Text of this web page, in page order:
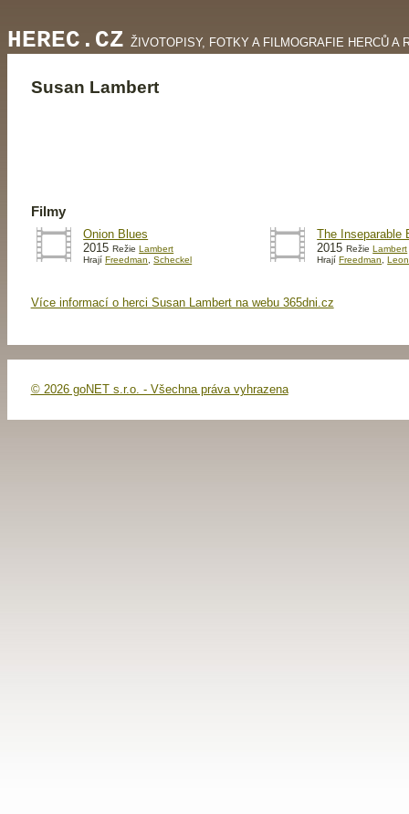
HEREC.CZ ŽIVOTOPISY, FOTKY A FILMOGRAFIE HERCŮ A
Susan Lambert
Filmy
Onion Blues
2015RežieLambert
HrajíFreedman ,Scheckel
The Inseparable
2015RežieLambert
HrajíFreedman ,Leon
Více informací o herci Susan Lambert na webu 365dni.cz
© 2026 goNET s.r.o. - Všechna práva vyhrazena